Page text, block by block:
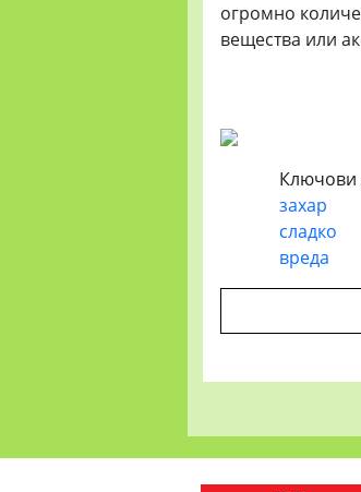
огромно
вещества или
Ключови
захар
сладко
вреда